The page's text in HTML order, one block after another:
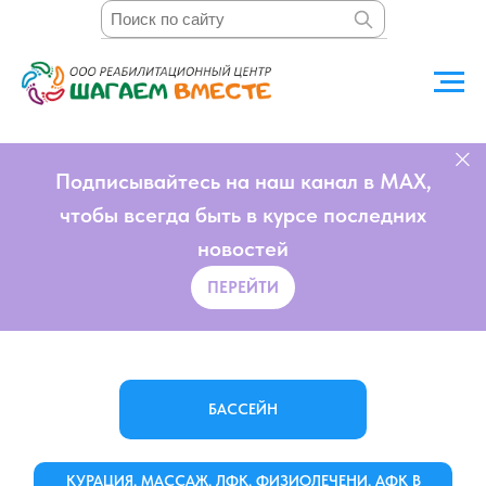
Подписывайтесь на наш канал в MAX,
чтобы всегда быть в курсе последних
новостей
ПЕРЕЙТИ
БАССЕЙН
КУРАЦИЯ, МАССАЖ, ЛФК, ФИЗИОЛЕЧЕНИ, АФК В